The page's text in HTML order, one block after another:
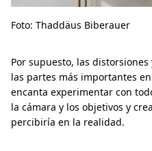
Foto: Thaddäus Biberauer
Por supuesto, las
las partes más importantes
encanta experimentar con
la cámara y los objetivos y
percibiría en la realidad.